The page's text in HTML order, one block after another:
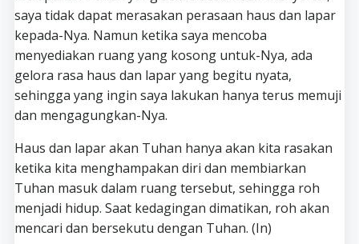
saya tidak dapat merasakan perasaan haus dan lapar
kepada-Nya. Namun ketika saya mencoba
menyediakan ruang yang kosong untuk-Nya, ada
gelora rasa haus dan lapar yang begitu nyata,
sehingga yang ingin saya lakukan hanya terus memuji
dan mengagungkan-Nya.
Haus dan lapar akan Tuhan hanya akan kita rasakan
ketika kita menghampakan diri dan membiarkan
Tuhan masuk dalam ruang tersebut, sehingga roh
menjadi hidup. Saat kedagingan dimatikan, roh akan
mencari dan bersekutu dengan Tuhan. (In)